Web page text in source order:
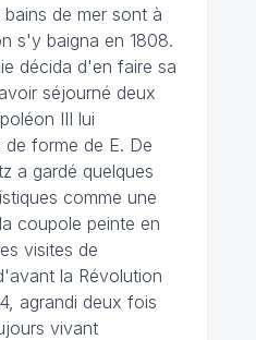
de mer sont à
s'y baigna en 1808.
décida d'en faire sa
séjourné deux
III lui
de forme de E. De
a gardé quelques
comme une
coupole peinte en
visites de
la Révolution
agrandi deux fois
vivant